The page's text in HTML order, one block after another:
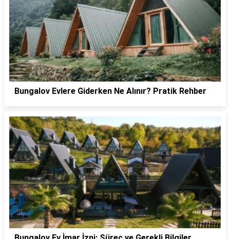
Bungalov Evlere Giderken Ne Alınır? Pratik Rehber